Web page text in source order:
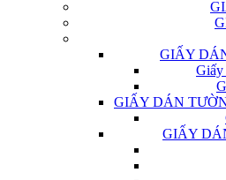
GIẤY
Giấy
GIẤY DÁN
GIẤY